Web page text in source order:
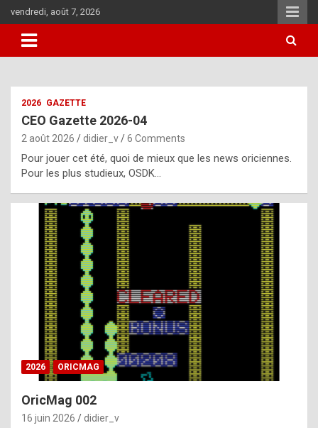
to
content
vendredi, août 7, 2026
i
u
l
y
d
i
ff
i
2026 GAZETTE
CEO Gazette 2026-04
2 août 2026 didier_v 6 Comments
Pour jouer cet été, quoi de mieux que les news oriciennes.
Pour les plus studieux, OSDK…
2026 ORICMAG
OricMag 002
16 juin 2026 didier_v